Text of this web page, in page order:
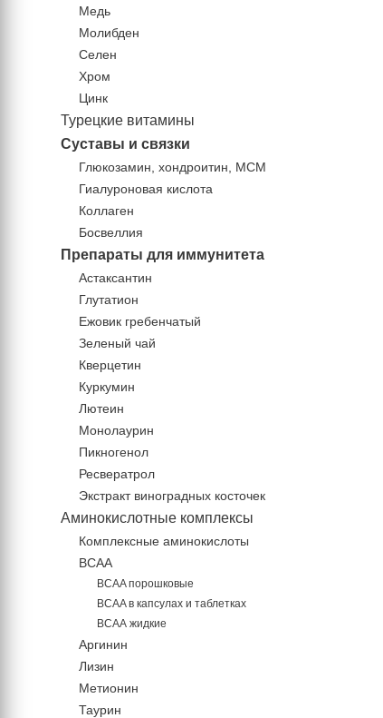
Медь
Молибден
Селен
Хром
Цинк
Турецкие витамины
Суставы и связки
Глюкозамин, хондроитин, МСМ
Гиалуроновая кислота
Коллаген
Босвеллия
Препараты для иммунитета
Астаксантин
Глутатион
Ежовик гребенчатый
Зеленый чай
Кверцетин
Куркумин
Лютеин
Монолаурин
Пикногенол
Ресвератрол
Экстракт виноградных косточек
Аминокислотные комплексы
Комплексные аминокислоты
BCAA
BCAA порошковые
BCAA в капсулах и таблетках
ВСАА жидкие
Аргинин
Лизин
Метионин
Таурин